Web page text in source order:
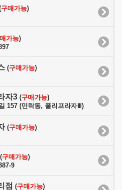
구매가능)
가능)
(구매가능)
자3 (구매가능)
157 (민락동, 폴리프라자Ⅲ)
(구매가능)
(구매가능)
9
점 (구매가능)